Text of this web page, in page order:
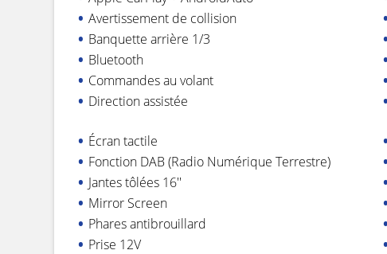
Avertissement de collision
Banquette arrière 1/3
Bluetooth
Commandes au volant
Direction assistée
Écran tactile
Fonction DAB (Radio Numérique Terrestre)
Jantes tôlées 16''
Mirror Screen
Phares antibrouillard
Prise 12V